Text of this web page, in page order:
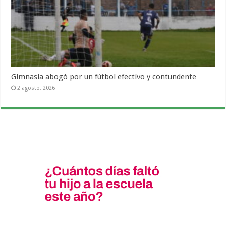
Gimnasia abogó por un fútbol efectivo y contundente
2 agosto, 2026